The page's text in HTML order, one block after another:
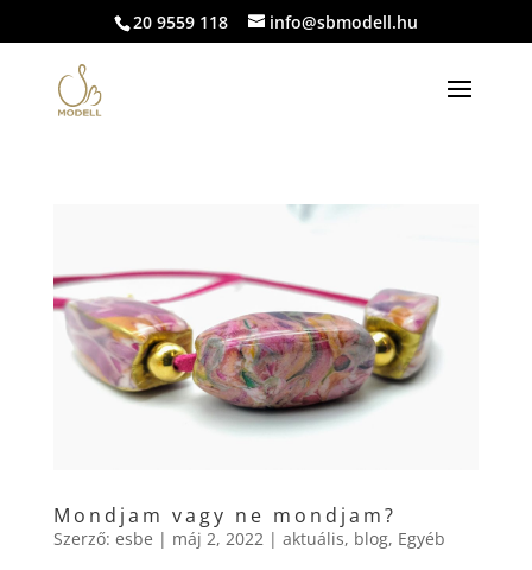
20 9559 118 info@sbmodell.hu
Mondjam vagy ne mondjam?
Szerző: esbe | máj 2, 2022| aktuális, blog, Egyéb